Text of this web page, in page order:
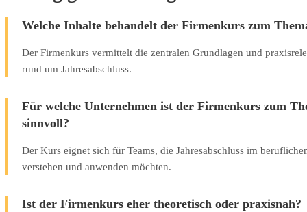
Welche Inhalte behandelt der Firmenkurs zum
Der Firmenkurs vermittelt die zentralen Grundlagen und
rund um Jahresabschluss.
Für welche Unternehmen ist der Firmenkurs zum
sinnvoll?
Der Kurs eignet sich für Teams, die Jahresabschluss im
verstehen und anwenden möchten.
Ist der Firmenkurs eher theoretisch oder praxisnah?